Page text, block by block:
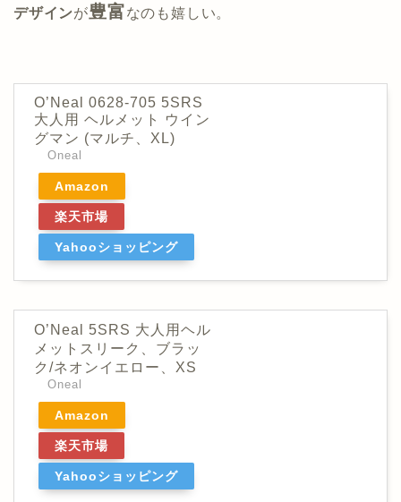
デザインが豊富なのも嬉しい。
O’Neal 0628-705 5SRS
大人用 ヘルメット ウイン
グマン (マルチ、XL)
Oneal
Amazon
楽天市場
Yahooショッピング
O’Neal 5SRS 大人用ヘル
メットスリーク、ブラッ
ク/ネオンイエロー、XS
Oneal
Amazon
楽天市場
Yahooショッピング